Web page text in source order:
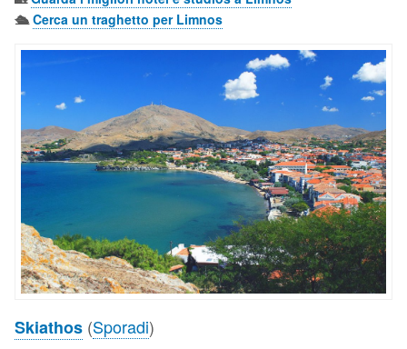
🛳️Cerca un traghetto per Limnos
Skiathos (Sporadi)